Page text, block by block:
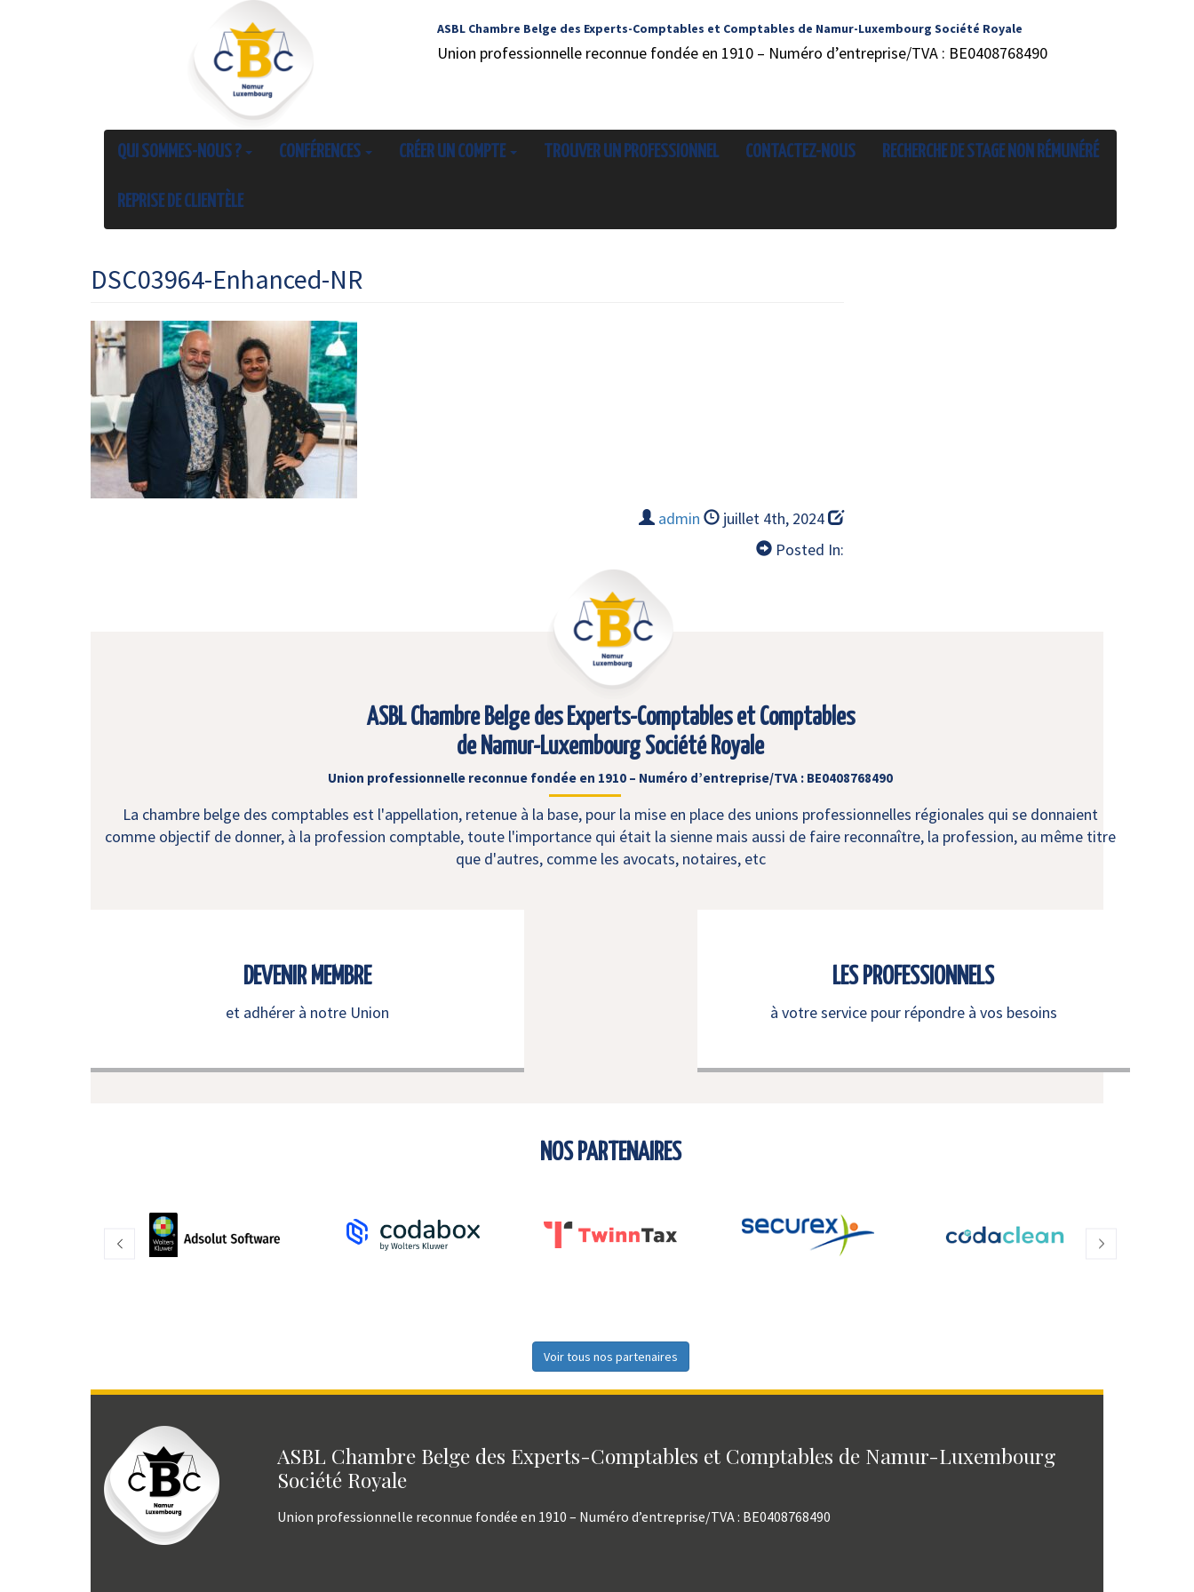
ASBL Chambre Belge des Experts-Comptables et Comptables de Namur-Luxembourg Société Royale
Union professionnelle reconnue fondée en 1910 – Numéro d’entreprise/TVA : BE0408768490
QUI SOMMES-NOUS ? CONFÉRENCES CRÉER UN COMPTE TROUVER UN PROFESSIONNEL CONTACTEZ-NOUS RECHERCHE DE STAGE NON RÉMUNÉRÉ
REPRISE DE CLIENTÈLE
DSC03964-Enhanced-NR
admin
juillet 4th, 2024
Posted In:
ASBL Chambre Belge des Experts-Comptables et Comptables
de Namur-Luxembourg Société Royale
Union professionnelle reconnue fondée en 1910 – Numéro d’entreprise/TVA : BE0408768490
La chambre belge des comptables est l'appellation, retenue à la base, pour la mise en place des unions professionnelles régionales qui se donnaient
comme objectif de donner, à la profession comptable, toute l'importance qui était la sienne mais aussi de faire reconnaître, la profession, au même titre
que d'autres, comme les avocats, notaires, etc
DEVENIR MEMBRE
et adhérer à notre Union
LES PROFESSIONNELS
à votre service pour répondre à vos besoins
NOS PARTENAIRES
Voir tous nos partenaires
ASBL Chambre Belge des Experts-Comptables et Comptables de Namur-Luxembourg
Société Royale
Union professionnelle reconnue fondée en 1910 – Numéro d’entreprise/TVA : BE0408768490